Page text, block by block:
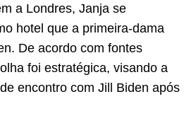
a Londres, Janja se
hotel que a primeira-dama
De acordo com fontes
foi estratégica, visando a
encontro com Jill Biden após